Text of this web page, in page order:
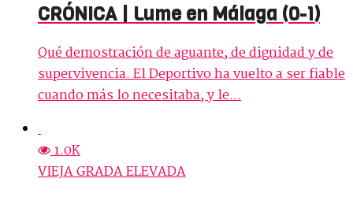
CRÓNICA | Lume en Málaga (0-1)
Qué demostración de aguante, de dignidad y de
supervivencia. El Deportivo ha vuelto a ser fiable
cuando más lo necesitaba, y le...
1.0K
VIEJA GRADA ELEVADA